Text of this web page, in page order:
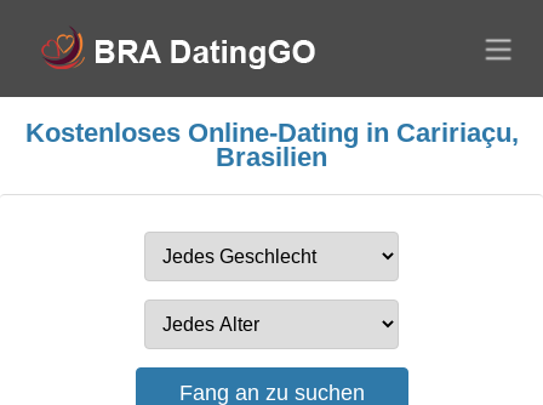
Kostenloses Online-Dating in Caririaçu,
Brasilien